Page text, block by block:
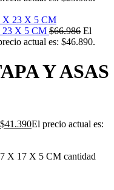
X 5 CM $66.986 El
actual es: $46.890.
Y ASAS
$41.390El precio actual es:
X 17 X 5 CM cantidad